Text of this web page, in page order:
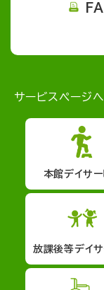
サービスページ
本館デイサー
放課後等デイサ